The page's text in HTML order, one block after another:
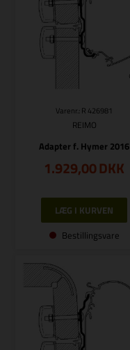
Varenr.: R 426981
REIMO
Adapter f. Hymer 2016
1.929,00DKK
Bestillingsvare